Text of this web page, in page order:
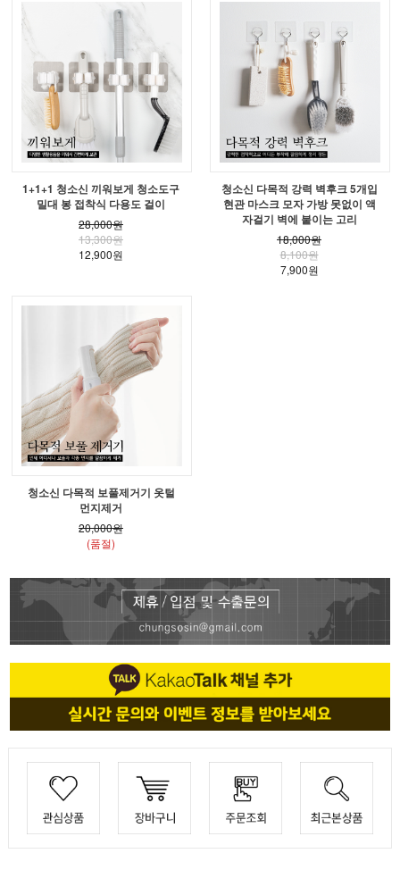
1+1+1 청소신 끼워보게 청소도구
밀대 봉 접착식 다용도 걸이
28,000원
13,300원
12,900원
청소신 다목적 강력 벽후크 5개입
현관 마스크 모자 가방 못없이 액
자걸기 벽에 붙이는 고리
18,000원
8,100원
7,900원
청소신 다목적 보풀제거기 옷털
먼지제거
20,000원
(품절)